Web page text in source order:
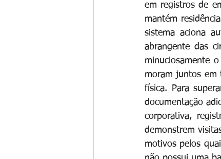
em registros de
mantém
sistema aciona
abrangente das
minuciosamente
moram juntos em
física. Para
documentação
corporativa,
demonstrem
motivos pelos